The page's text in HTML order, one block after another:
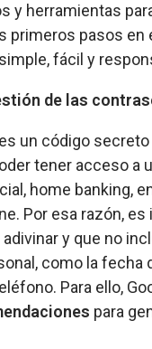
y herramientas
primeros pasos en
fácil y
de las
un código
tener acceso a
home banking,
Por esa razón,
y que no
como la fecha
Para ello,
para